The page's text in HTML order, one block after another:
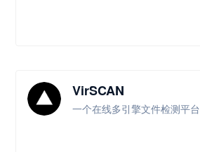
VirSCAN
一个在线多引擎文件检测平台